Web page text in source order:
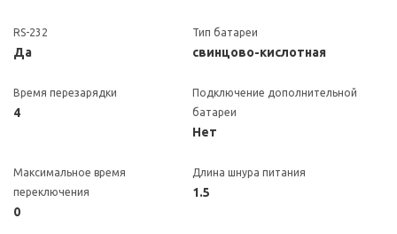
RS-232
Да
Тип батареи
свинцово-кислотная
Время перезарядки
4
Подключение дополнительной
батареи
Нет
Максимальное время
переключения
0
Длина шнура питания
1.5